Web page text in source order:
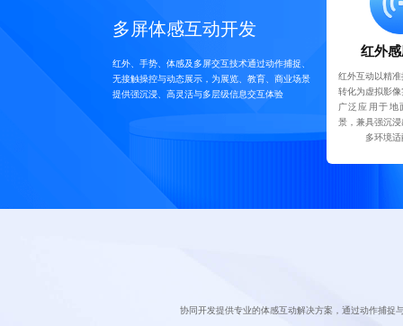
多屏体感互动开发
红外、手势、体感及多屏交互技术通过动作捕捉、
无接触操控与动态展示，为展览、教育、商业场景
提供强沉浸、高灵活与多层级信息交互体验
红外
红外互动以精
转化为虚拟影
广泛应用于地
景，兼具强沉
多环境
协同开发提供专业的体感互动解决方案，通过动作捕捉